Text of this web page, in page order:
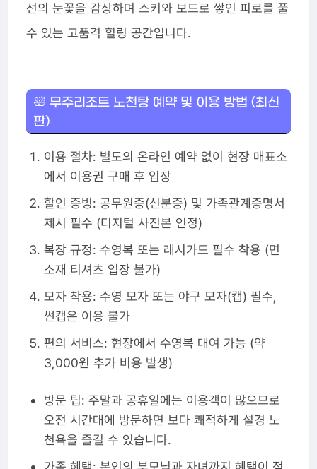
선의 눈꽃을 감상하며 스키와 보드로 쌓인 피로를 풀
수 있는 고품격 힐링 공간입니다.
🛀 무주리조트 노천탕 예약 및 이용 방법 (최신
판)
이용 절차: 별도의 온라인 예약 없이 현장 매표소
에서 이용권 구매 후 입장
할인 증빙: 공무원증(신분증) 및 가족관계증명서
제시 필수 (디지털 사진본 인정)
복장 규정: 수영복 또는 래시가드 필수 착용 (면
소재 티셔츠 입장 불가)
모자 착용: 수영 모자 또는 야구 모자(캡) 필수,
썬캡은 이용 불가
편의 서비스: 현장에서 수영복 대여 가능 (약
3,000원 추가 비용 발생)
방문 팁: 주말과 공휴일에는 이용객이 많으므로
오전 시간대에 방문하면 보다 쾌적하게 설경 노
천욕을 즐길 수 있습니다.